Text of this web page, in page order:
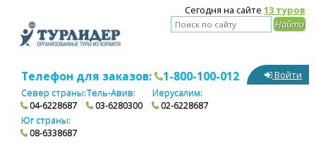
Сегодня на сайте 13 туров
Телефон для заказов: 1-800-100-012
Север страны:
04-6228687
Тель-Авив:
03-6280300
Иерусалим:
02-6228687
Юг страны:
08-6338687
Войти